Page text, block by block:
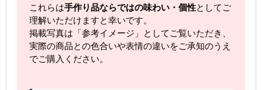
これらは手作り品ならではの味わい・個性としてご
理解いただけますと幸いです。
掲載写真は「参考イメージ」としてご覧いただき、
実際の商品との色合いや表情の違いをご承知のうえ
でご購入ください。